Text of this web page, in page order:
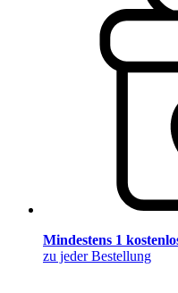
Mindestens 1
zu jeder Bestellung